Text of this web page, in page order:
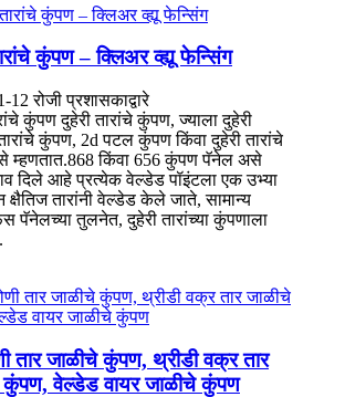
कुंपण – क्लिअर व्ह्यू फेन्सिंग
12 रोजी प्रशासकाद्वारे
कुंपण दुहेरी तारांचे कुंपण, ज्याला दुहेरी
कुंपण, 2d पटल कुंपण किंवा दुहेरी तारांचे
म्हणतात.868 किंवा 656 कुंपण पॅनेल असे
दिले आहे प्रत्येक वेल्डेड पॉइंटला एक उभ्या
क्षैतिज तारांनी वेल्डेड केले जाते, सामान्य
पॅनेलच्या तुलनेत, दुहेरी तारांच्या कुंपणाला
तार जाळीचे कुंपण, थ्रीडी वक्र तार
कुंपण, वेल्डेड वायर जाळीचे कुंपण